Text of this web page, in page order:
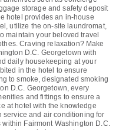
storage and safety deposit
hotel provides an in-house
utilize the on-site laundromat,
maintain your beloved travel
Craving relaxation? Make
D.C. Georgetown with
daily housekeeping at your
in the hotel to ensure
to smoke, designated smoking
D.C. Georgetown, every
and fittings to ensure a
at hotel with the knowledge
service and air conditioning for
Fairmont Washington D.C.